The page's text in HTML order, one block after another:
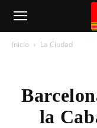
Inicio La Ciudad
la